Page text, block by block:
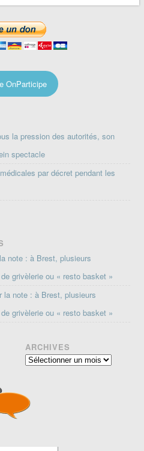
OnParticipe
la pression des autorités, son
spectacle
par décret pendant les
note : à Brest, plusieurs
grivèlerie ou « resto basket »
la note : à Brest, plusieurs
grivèlerie ou « resto basket »
ARCHIVES
Archives